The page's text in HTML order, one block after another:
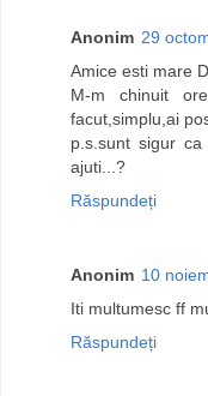
Anonim 29
Amice esti mare
M-m chinuit
facut,simplu,ai
p.s.sunt sigur
ajuti...?
Răspundeți
Anonim 10
Iti multumesc ff
Răspundeți